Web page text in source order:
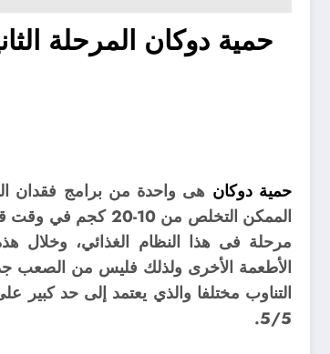
حمية دوكان المرحلة
حمية دوكان هى واحدة من برامج فقدان
الممكن التخلص
مرحلة فى هذا النظام الغذائي، وخلال
الأطعمة الأخرى ولذلك فليس من الصعب
5/5.